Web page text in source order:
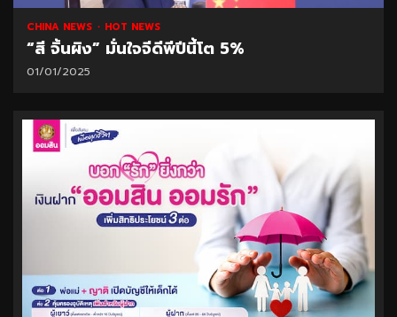
CHINA NEWS HOT NEWS
“สี จิ้นผิง” มั่นใจจีดีพีปีนี้โต 5%
01/01/2025